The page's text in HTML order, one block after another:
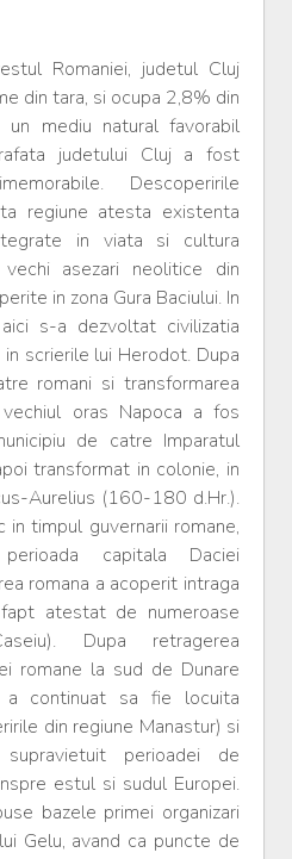
Romaniei, judetul Cluj
din tara, si ocupa 2,8% din
un mediu natural favorabil
judetului Cluj a fost
Descoperirile
regiune atesta existenta
in viata si cultura
asezari neolitice din
in zona Gura Baciului. In
s-a dezvoltat civilizatia
scrierile lui Herodot. Dupa
romani si transformarea
oras Napoca a fos
de catre Imparatul
transformat in colonie, in
Aurelius (160-180 d.Hr.).
timpul guvernarii romane,
capitala Daciei
romana a acoperit intraga
atestat de numeroase
Dupa retragerea
romane la sud de Dunare
a continuat sa fie locuita
din regiune Manastur) si
perioadei de
estul si sudul Europei.
bazele primei organizari
Gelu, avand ca puncte de